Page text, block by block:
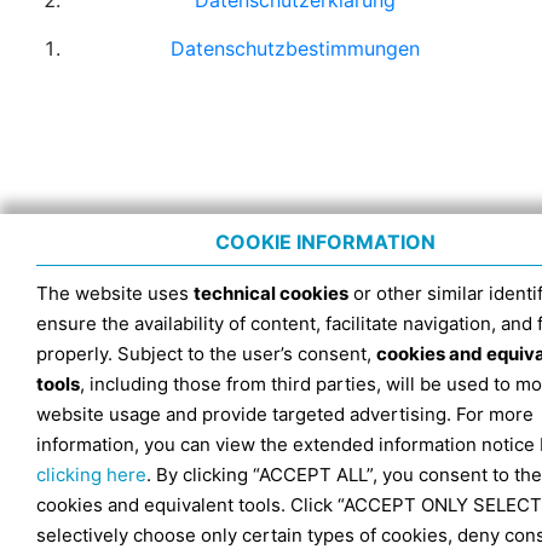
Datenschutzbestimmungen
COOKIE INFORMATION
The website uses technical cookies or other similar
ensure the availability of content, facilitate navigation, and
properly. Subject to the user’s consent, cookies and
tools, including those from third parties, will be used to
website usage and provide targeted advertising. For more
information, you can view the extended information notice
clicking here. By clicking “ACCEPT ALL”, you consent to
cookies and equivalent tools. Click “ACCEPT ONLY
selectively choose only certain types of cookies, deny